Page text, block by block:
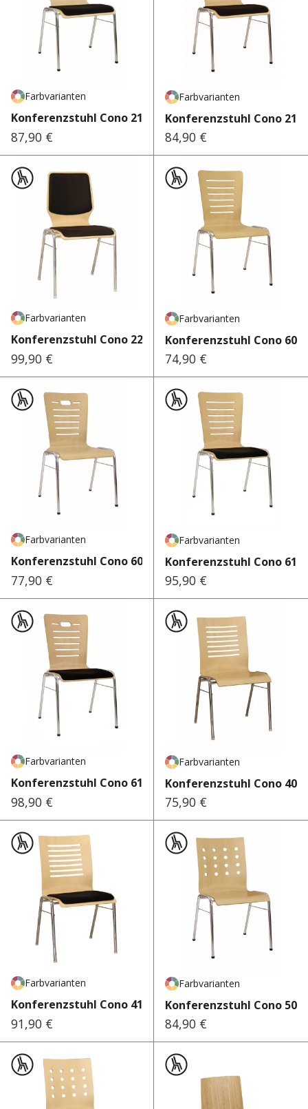
Farbvarianten
Konferenzstuhl Cono 212
Regulärer Preis:
87,90 €
Farbvarianten
Konferenzstuhl Cono 210
Regulärer Preis:
84,90 €
Farbvarianten
Konferenzstuhl Cono 220
Regulärer Preis:
99,90 €
Farbvarianten
Konferenzstuhl Cono 600
Regulärer Preis:
74,90 €
Farbvarianten
Konferenzstuhl Cono 602
Regulärer Preis:
77,90 €
Farbvarianten
Konferenzstuhl Cono 610
Regulärer Preis:
95,90 €
Farbvarianten
Konferenzstuhl Cono 612
Regulärer Preis:
98,90 €
Farbvarianten
Konferenzstuhl Cono 400
Regulärer Preis:
75,90 €
Farbvarianten
Konferenzstuhl Cono 410
Regulärer Preis:
91,90 €
Farbvarianten
Konferenzstuhl Cono 500
Regulärer Preis:
84,90 €